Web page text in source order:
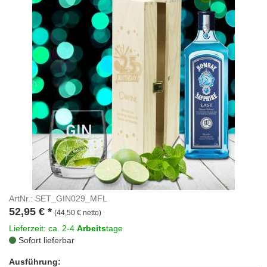
ArtNr.: SET_GIN029_MFL
52,95 € * (44,50 € netto)
Lieferzeit: ca. 2-4 Arbeitstage
Sofort lieferbar
Ausführung: